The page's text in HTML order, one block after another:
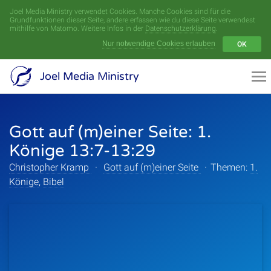
Joel Media Ministry verwendet Cookies. Manche Cookies sind für die
Grundfunktionen dieser Seite, andere erfassen wie du diese Seite verwendest
mithilfe von Matomo. Weitere Infos in der Datenschutzerklärung.
Nur notwendige Cookies erlauben
OK
Joel Media Ministry
Gott auf (m)einer Seite: 1.
Könige 13:7-13:29
Christopher Kramp · Gott auf (m)einer Seite · Themen: 1.
Könige, Bibel
Menü
Videoarchiv
Serien